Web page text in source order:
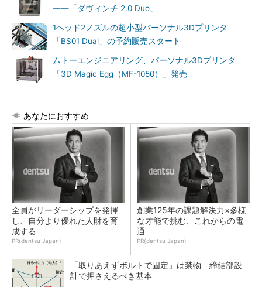
――「ダヴィンチ 2.0 Duo」
1ヘッド2ノズルの超小型パーソナル3Dプリンタ
「BS01 Dual」の予約販売スタート
ムトーエンジニアリング、パーソナル3Dプリンタ
「3D Magic Egg（MF-1050）」発売
あなたにおすすめ
全員がリーダーシップを発揮
し、自分より優れた人財を育
成する
PR(dentsu Japan)
創業125年の課題解決力×多様
な才能で挑む、これからの電
通
PR(dentsu Japan)
「取りあえずボルトで固定」は禁物 締結部設
計で押さえるべき基本